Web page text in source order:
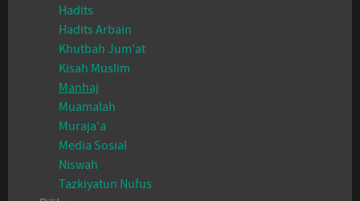
Hadits
Hadits Arbain
Khutbah Jum'at
Kisah Muslim
Manhaj
Muamalah
Muraja'a
Media Sosial
Niswah
Tazkiyatun Nufus